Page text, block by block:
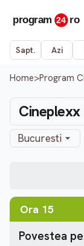
Sapt. Azi
Home>Program
Cineplexx
Bucuresti
Ora 15
Povestea